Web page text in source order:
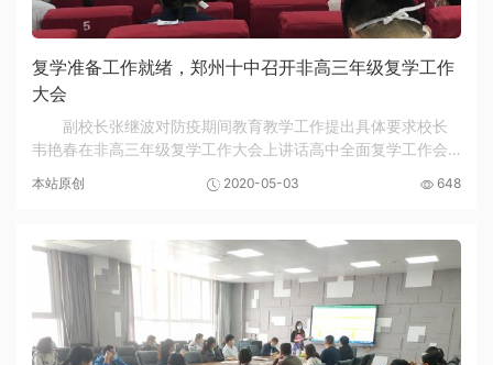
复学准备工作就绪，郑州十中召开非高三年级复学工作
大会
副校长张继波对防疫期间教育教学工作提出具体要求校长
韦艳春在非高三年级复学工作大会上讲话高中全面复学工作会
就新冠肺炎疫情防控下高中全面复学工作进行安...
本站原创 2020-05-03 648